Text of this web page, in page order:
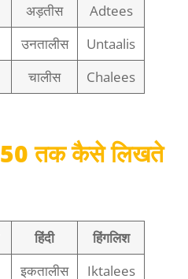
अड़तीस
Adtees
उनतालीस
Untaalis
चालीस Chalees
50 तक कैसे लिखते
हिंदी
हिंगलिश
इकतालीस
Iktalees